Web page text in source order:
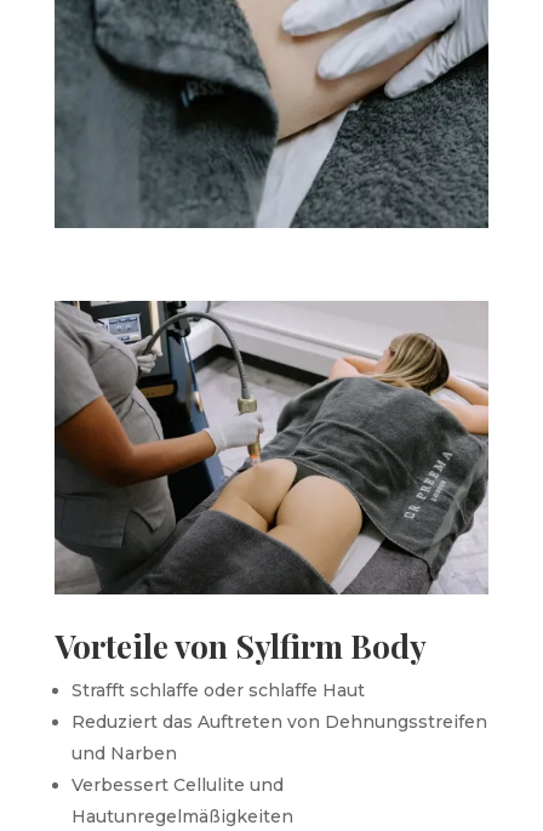
Vorteile von Sylfirm Body
Strafft schlaffe oder schlaffe Haut
Reduziert das Auftreten von Dehnungsstreifen
und Narben
Verbessert Cellulite und
Hautunregelmäßigkeiten